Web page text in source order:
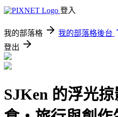
登入
我的部落格 我的部落格後台
登出
SJKen 的浮光